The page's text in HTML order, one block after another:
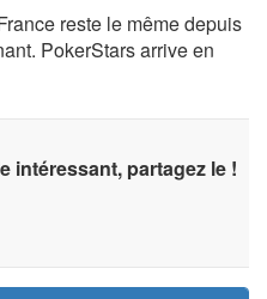
reste le même depuis
PokerStars arrive en
intéressant, partagez le !